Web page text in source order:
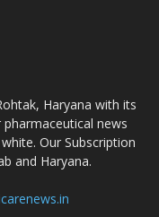
Haryana with its
news
Our Subscription
and Haryana.